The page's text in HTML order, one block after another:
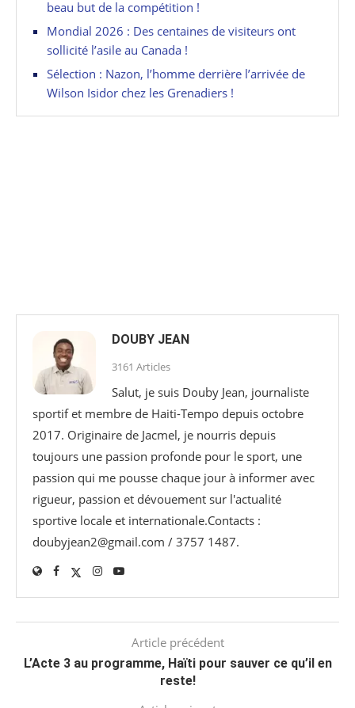
beau but de la compétition !
Mondial 2026 : Des centaines de visiteurs ont
sollicité l’asile au Canada !
Sélection : Nazon, l’homme derrière l’arrivée de
Wilson Isidor chez les Grenadiers !
DOUBY JEAN
3161 Articles
Salut, je suis Douby Jean, journaliste
sportif et membre de Haiti-Tempo depuis octobre
2017. Originaire de Jacmel, je nourris depuis
toujours une passion profonde pour le sport, une
passion qui me pousse chaque jour à informer avec
rigueur, passion et dévouement sur l'actualité
sportive locale et internationale.Contacts :
doubyjean2@gmail.com / 3757 1487.
Article précédent
L’Acte 3 au programme, Haïti pour sauver ce qu’il en
reste!